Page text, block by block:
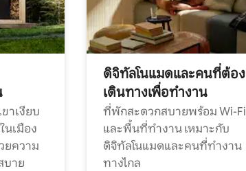
าเงียบ
นเมือง
ยความ
บาย
ดิจิทัลโนแมดและคนที่ต้อง
เดินทางเพื่อทำงาน
ที่พักสะดวกสบายพร้อม Wi-Fi
และพื้นที่ทำงาน เหมาะกับ
ดิจิทัลโนแมดและคนที่ทำงาน
ทางไกล